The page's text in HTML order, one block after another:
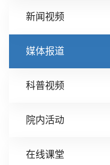
新闻视频
媒体报道
科普视频
院内活动
在线课堂